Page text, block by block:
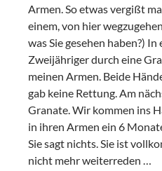
Armen. So etwas vergißt
einem, von hier
was Sie gesehen haben?)
Zweijähriger durch eine
meinen Armen. Beide
gab keine Rettung. Am
Granate. Wir kommen ins
in ihren Armen ein 6
Sie sagt nichts. Sie ist
nicht mehr weiterreden …